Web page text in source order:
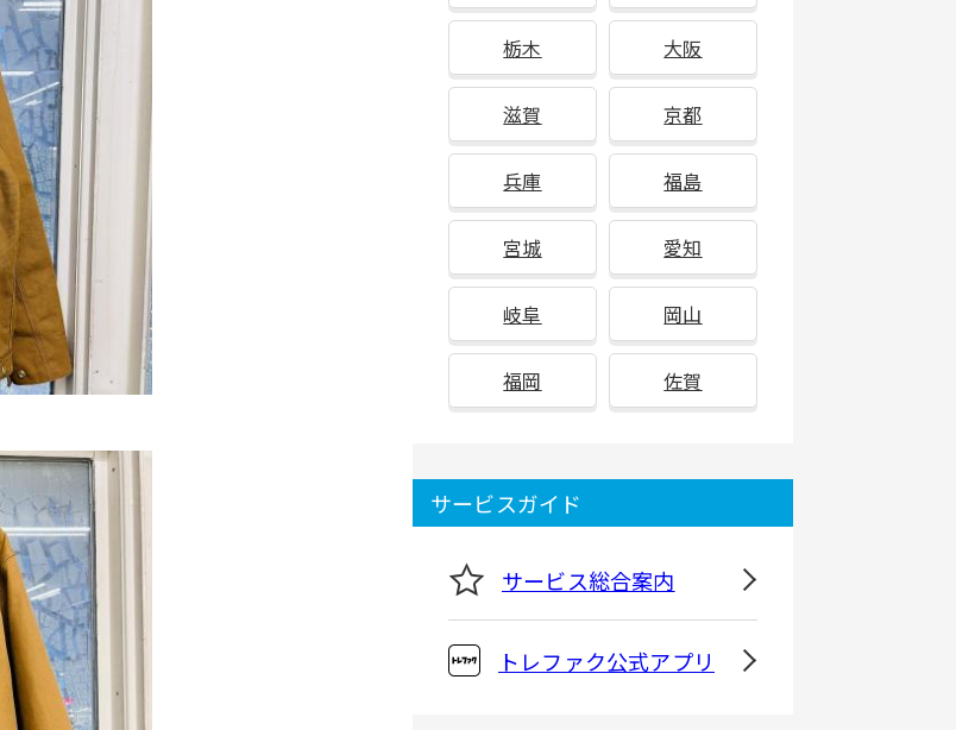
栃木 大阪
滋賀 京都
兵庫 福島
宮城 愛知
岐阜 岡山
福岡 佐賀
サービスガイド
サービス総合案内
トレファク公式アプリ